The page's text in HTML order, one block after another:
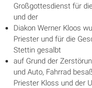
Großgottesdienst für
und der
Diakon Werner Kloos
Priester und für die
Stettin gesalbt
auf Grund der
und Auto, Fahrrad
Priester Kloss und der